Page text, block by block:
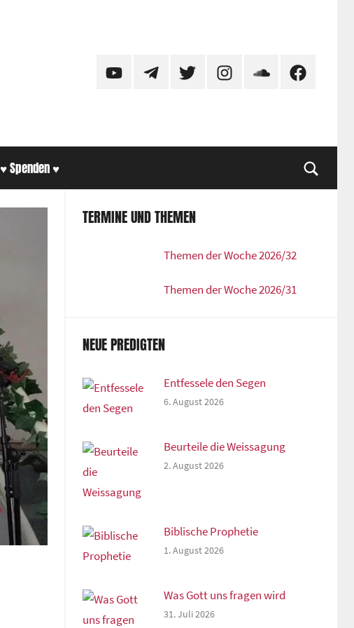
YouTubeTelegramTwitter InstagramSoundCloudFacebook
♥ Spenden ♥
TERMINE UND THEMEN
Themen der Woche 2026/32
Themen der Woche 2026/31
NEUE PREDIGTEN
Entfessele den Segen
6. August 2026
Beurteile die Weissagung
2. August 2026
Biblische Prophetie
1. August 2026
Was Gott uns fragen wird
31. Juli 2026